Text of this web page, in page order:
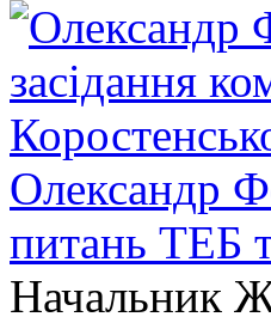
Олександр
питань ТЕБ
Начальник